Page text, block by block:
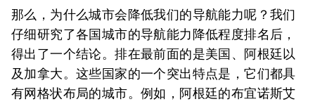
那么，为什么城市会降低我们的导航能力呢？我们
仔细研究了各国城市的导航能力降低程度排名后，
得出了一个结论。排在最前面的是美国、阿根廷以
及加拿大。这些国家的一个突出特点是，它们都具
有网格状布局的城市。例如，阿根廷的布宜诺斯艾